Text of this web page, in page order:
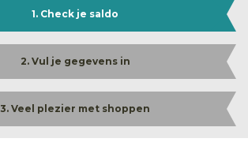
1. Check je saldo
2. Vul je gegevens in
3. Veel plezier met shoppen